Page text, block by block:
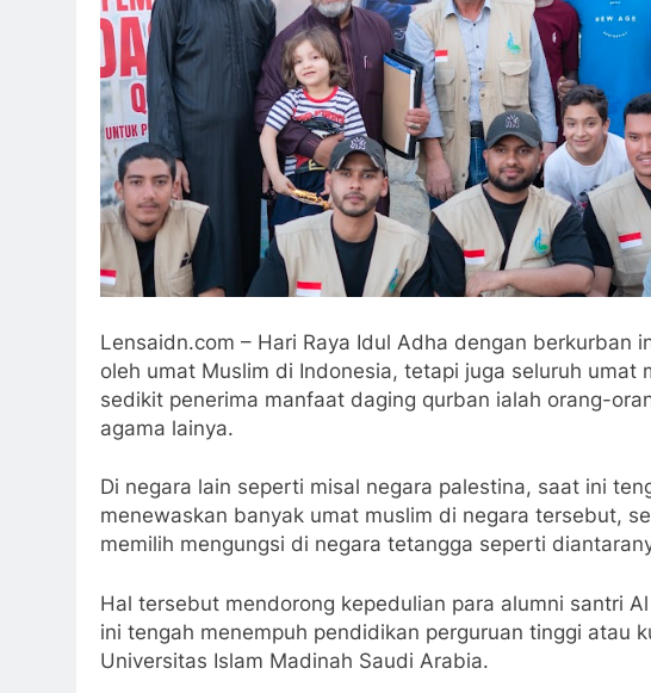
Lensaidn.com – Hari Raya Idul Adha dengan berkurban
oleh umat Muslim di Indonesia, tetapi juga seluruh umat
sedikit penerima manfaat daging qurban ialah orang-
agama lainya.
Di negara lain seperti misal negara palestina, saat ini
menewaskan banyak umat muslim di negara tersebut,
memilih mengungsi di negara tetangga seperti
Hal tersebut mendorong kepedulian para alumni santri
ini tengah menempuh pendidikan perguruan tinggi atau
Universitas Islam Madinah Saudi Arabia.